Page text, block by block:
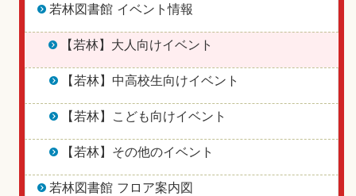
若林図書館 イベント情報
【若林】大人向けイベント
【若林】中高校生向けイベント
【若林】こども向けイベント
【若林】その他のイベント
若林図書館 フロア案内図